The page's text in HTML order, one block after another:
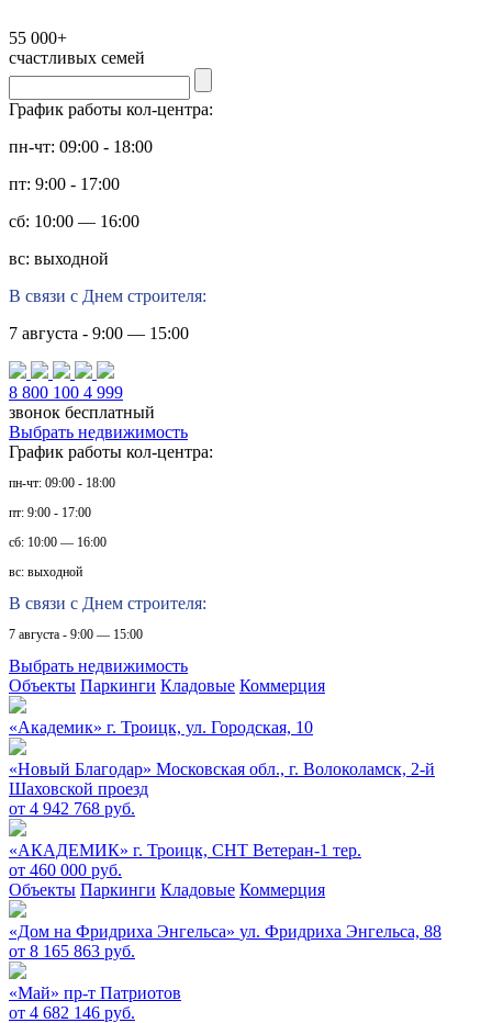
55 000+
счастливых семей
График работы кол-центра:
пн-чт: 09:00 - 18:00
пт: 9:00 - 17:00
сб: 10:00 — 16:00
вс: выходной
В связи с Днем строителя:
7 августа - 9:00 — 15:00
8 800 100 4 999
звонок бесплатный
Выбрать недвижимость
График работы кол-центра:
пн-чт: 09:00 - 18:00
пт: 9:00 - 17:00
сб: 10:00 — 16:00
вс: выходной
В связи с Днем строителя:
7 августа - 9:00 — 15:00
Выбрать недвижимость
Объекты Паркинги Кладовые Коммерция
«Академик» г. Троицк, ул. Городская, 10
«Новый Благодар» Московская обл., г. Волоколамск, 2-й
Шаховской проезд
от 4 942 768 руб.
«АКАДЕМИК» г. Троицк, СНТ Ветеран-1 тер.
от 460 000 руб.
Объекты Паркинги Кладовые Коммерция
«Дом на Фридриха Энгельса» ул. Фридриха Энгельса, 88
от 8 165 863 руб.
«Май» пр-т Патриотов
от 4 682 146 руб.